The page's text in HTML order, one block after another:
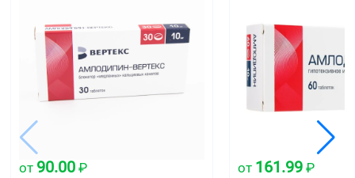
от 90.00 ₽ от 161.99 ₽